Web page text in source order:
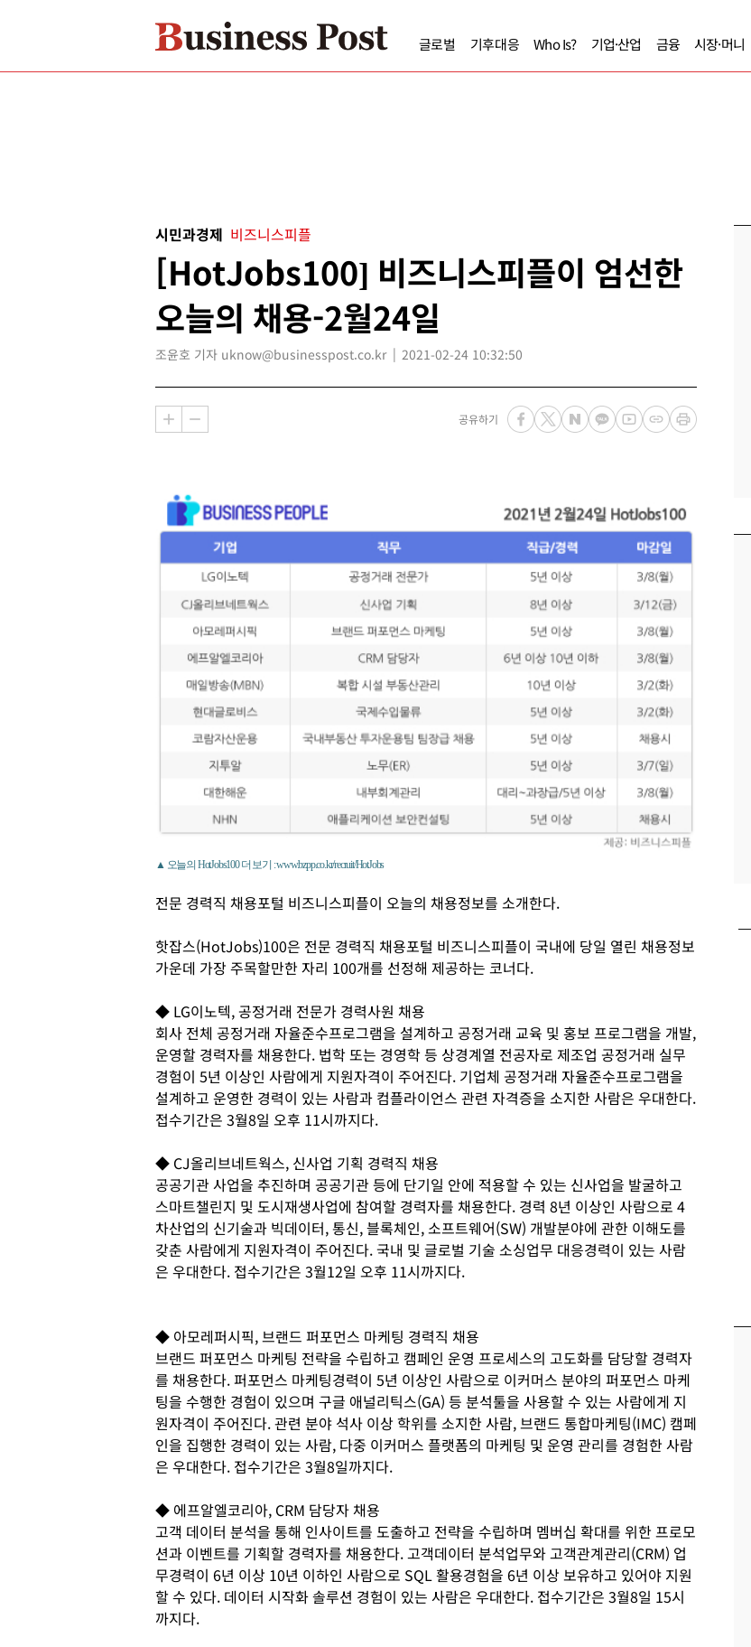
글로벌 기후대응 Who Is? 기업·산업 금융 시장·머니
시민과경제 비즈니스피플
[HotJobs100] 비즈니스피플이 엄선한
오늘의 채용-2월24일
조윤호 기자 uknow@businesspost.co.kr 2021-02-24 10:32:50
공유하기
▲ 오늘의 HotJobs100 더 보기 : www.bzpp.co.kr/recruit/HotJobs
전문 경력직 채용포털 비즈니스피플이 오늘의 채용정보를 소개한다.
핫잡스(HotJobs)100은 전문 경력직 채용포털 비즈니스피플이 국내에 당일 열린 채용정보
가운데 가장 주목할만한 자리 100개를 선정해 제공하는 코너다.
◆ LG이노텍, 공정거래 전문가 경력사원 채용
회사 전체 공정거래 자율준수프로그램을 설계하고 공정거래 교육 및 홍보 프로그램을 개발,
운영할 경력자를 채용한다. 법학 또는 경영학 등 상경계열 전공자로 제조업 공정거래 실무
경험이 5년 이상인 사람에게 지원자격이 주어진다. 기업체 공정거래 자율준수프로그램을
설계하고 운영한 경력이 있는 사람과 컴플라이언스 관련 자격증을 소지한 사람은 우대한다.
접수기간은 3월8일 오후 11시까지다.
◆ CJ올리브네트웍스, 신사업 기획 경력직 채용
공공기관 사업을 추진하며 공공기관 등에 단기일 안에 적용할 수 있는 신사업을 발굴하고
스마트챌린지 및 도시재생사업에 참여할 경력자를 채용한다. 경력 8년 이상인 사람으로 4
차산업의 신기술과 빅데이터, 통신, 블록체인, 소프트웨어(SW) 개발분야에 관한 이해도를
갖춘 사람에게 지원자격이 주어진다. 국내 및 글로벌 기술 소싱업무 대응경력이 있는 사람
은 우대한다. 접수기간은 3월12일 오후 11시까지다.
◆ 아모레퍼시픽, 브랜드 퍼포먼스 마케팅 경력직 채용
브랜드 퍼포먼스 마케팅 전략을 수립하고 캠페인 운영 프로세스의 고도화를 담당할 경력자
를 채용한다. 퍼포먼스 마케팅경력이 5년 이상인 사람으로 이커머스 분야의 퍼포먼스 마케
팅을 수행한 경험이 있으며 구글 애널리틱스(GA) 등 분석툴을 사용할 수 있는 사람에게 지
원자격이 주어진다. 관련 분야 석사 이상 학위를 소지한 사람, 브랜드 통합마케팅(IMC) 캠페
인을 집행한 경력이 있는 사람, 다중 이커머스 플랫폼의 마케팅 및 운영 관리를 경험한 사람
은 우대한다. 접수기간은 3월8일까지다.
◆ 에프알엘코리아, CRM 담당자 채용
고객 데이터 분석을 통해 인사이트를 도출하고 전략을 수립하며 멤버십 확대를 위한 프로모
션과 이벤트를 기획할 경력자를 채용한다. 고객데이터 분석업무와 고객관계관리(CRM) 업
무경력이 6년 이상 10년 이하인 사람으로 SQL 활용경험을 6년 이상 보유하고 있어야 지원
할 수 있다. 데이터 시작화 솔루션 경험이 있는 사람은 우대한다. 접수기간은 3월8일 15시
까지다.